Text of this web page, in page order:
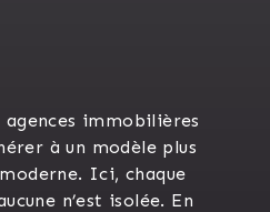
agences immobilières
à un modèle plus
Ici, chaque
n’est isolée. En